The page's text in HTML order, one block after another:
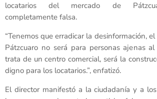
locatarios del mercado de
completamente falsa.
“Tenemos que erradicar la desinformación,
Pátzcuaro no será para personas ajenas
trata de un centro comercial, será la
digno para los locatarios.”, enfatizó.
El director manifestó a la ciudadanía y a